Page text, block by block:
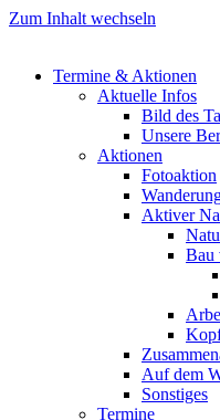
Zum Inhalt wechseln
Termine & Aktionen
Aktuelle Infos
Bild des
Unsere
Aktionen
Fotoaktion
Aktiver
Bau
Auf dem
Sonstiges
Termine